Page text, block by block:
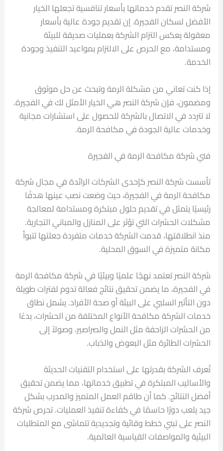
شركة النصر تقدم خدماتها بأسعار تنافسية تجعلها الخيار
الأفضل لسكان الفجيرة. إن تقديم جودة عالية بأسعار
معقولة يعكس التزام الشركة بعمليات صديقة للبيئة
ومستدامة، مع الحرص على الالتزام بمواعيد التنفيذ وجودة
الخدمة.
إذا كنت تعاني من مشكلة الرمة وتبحث عن حل موثوق
ومضمون، فإن شركة النصر هي الخيار الأمثل لك في الفجيرة.
لا تتردد في الاتصال بالشركة للحصول على استشارات مجانية
وخدمات عالية الجودة في مكافحة الرمة.
فني شركة مكافحة الرمة في الفجيرة
تأسست شركة النصر كإحدى الشركات الرائدة في مجال شركة
مكافحة الرمة في الفجيرة، حيث وضعت نصب عينها هدفًا
رئيسيًا يتمثل في تقديم حلول مبتكرة ومستدامة لمعالجة
مشكلات الحشرات التي تؤثر على المنازل والمباني التجارية.
منذ انطلاقتها، قدمت الشركة خدمات متفردة جعلتها تتبوأ
مكانة متميزة في السوق المحلية.
شركة النصر تعتمد نهجًا علميًا وبيئيًا في شركة مكافحة الرمة
في الفجيرة، ما يضمن تحقيق نتائج فعالة تدوم لفترات طويلة
دون التأثير السلبي على البيئة أو صحة الأفراد. يشمل نطاق
خدمات الشركة مكافحة الأنواع المختلفة من الحشرات، بدءًا
من الحشرات الزاحفة مثل النمل والصراصير، وصولاً إلى
الحشرات الطائرة مثل البعوض والذباب.
تُعرف الشركة بقدرتها على استخدام التقنيات الحديثة
والأساليب المبتكرة في تطبيق خدماتها، مما يضمن تحقيق
أفضل النتائج. كما أن طاقم العمل المتميز والمدرب بشكل
جيد يلعب دورًا حاسمًا في كفاءة تنفيذ العمليات. تحرص شركة
النصر على تبني خطط وقائية وتجديدية تتماشى مع المتطلبات
البيئية والمواصفات القياسية العالمية.